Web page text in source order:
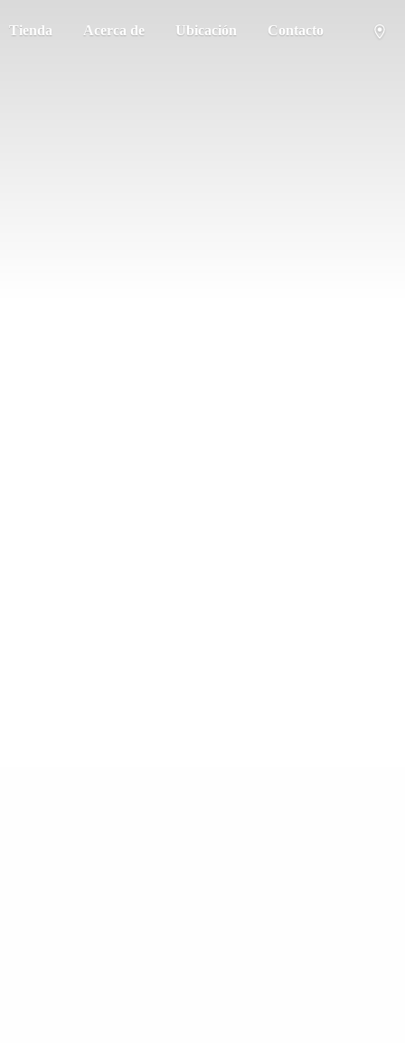
Tienda Acerca de Ubicación Contacto